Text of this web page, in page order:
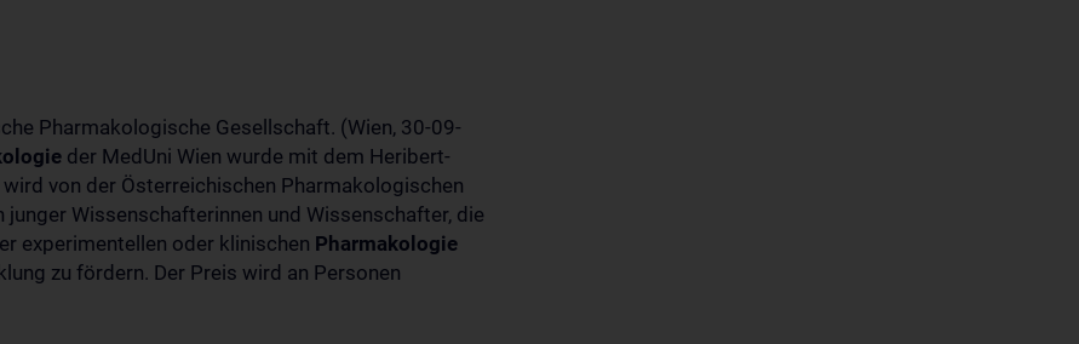
Pharmakologische Gesellschaft. (Wien, 30-09-
der MedUni Wien wurde mit dem Heribert-
von der Österreichischen Pharmakologischen
Wissenschafterinnen und Wissenschafter, die
experimentellen oder klinischen Pharmakologie
zu fördern. Der Preis wird an Personen